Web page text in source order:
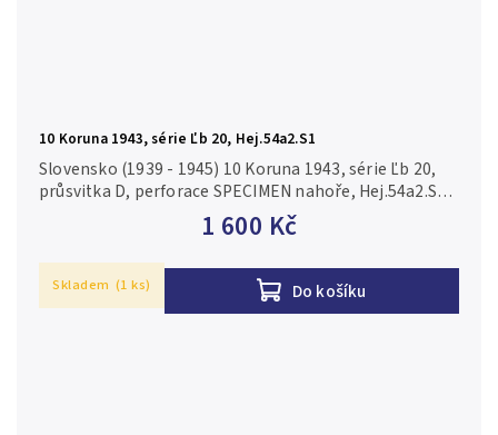
10 Koruna 1943, série Ľb 20, Hej.54a2.S1
1 600 Kč
Do košíku
Slovensko (1939 - 1945) 10 Koruna 1943, série Ľb 20,
průsvitka D, perforace SPECIMEN nahoře, Hej.54a2.S1
Skladem (1 ks)